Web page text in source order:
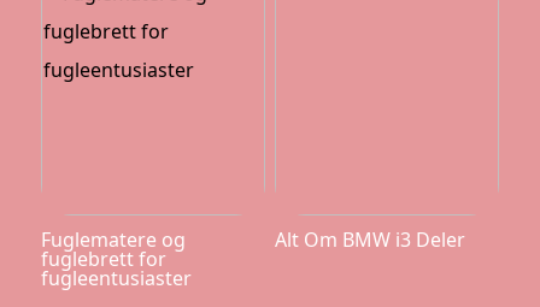
Fuglematere og
fuglebrett for
fugleentusiaster
Alt Om BMW i3 Deler